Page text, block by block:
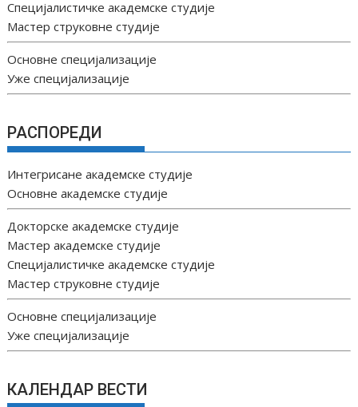
Специјалистичке академске студије
Мастер струковне студије
Основне специјализације
Уже специјализације
РАСПОРЕДИ
Интегрисане академске студије
Основне академске студије
Докторске академске студије
Мастер академске студије
Специјалистичке академске студије
Мастер струковне студије
Основне специјализације
Уже специјализације
КАЛЕНДАР ВЕСТИ